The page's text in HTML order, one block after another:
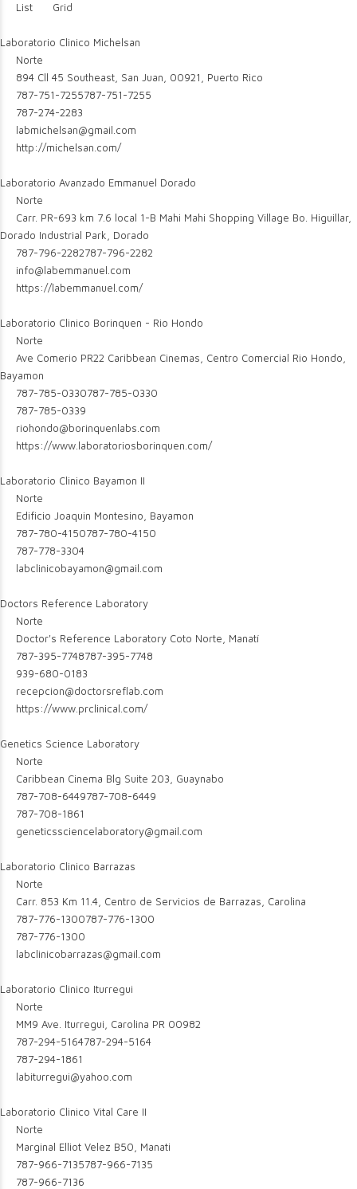
List
Grid
Laboratorio Clinico Michelsan
Norte
894 Cll 45 Southeast, San Juan, 00921, Puerto Rico
787-751-7255787-751-7255
787-274-2283
labmichelsan@gmail.com
http://michelsan.com/
Laboratorio Avanzado Emmanuel Dorado
Norte
Carr. PR-693 km 7.6 local 1-B Mahi Mahi Shopping Village Bo. Higuillar,
Dorado Industrial Park, Dorado
787-796-2282787-796-2282
info@labemmanuel.com
https://labemmanuel.com/
Laboratorio Clinico Borinquen - Rio Hondo
Norte
Ave Comerio PR22 Caribbean Cinemas, Centro Comercial Rio Hondo,
Bayamon
787-785-0330787-785-0330
787-785-0339
riohondo@borinquenlabs.com
https://www.laboratoriosborinquen.com/
Laboratorio Clinico Bayamon II
Norte
Edificio Joaquin Montesino, Bayamon
787-780-4150787-780-4150
787-778-3304
labclinicobayamon@gmail.com
Doctors Reference Laboratory
Norte
Doctor's Reference Laboratory Coto Norte, Manatí
787-395-7748787-395-7748
939-680-0183
recepcion@doctorsreflab.com
https://www.prclinical.com/
Genetics Science Laboratory
Norte
Caribbean Cinema Blg Suite 203, Guaynabo
787-708-6449787-708-6449
787-708-1861
geneticssciencelaboratory@gmail.com
Laboratorio Clinico Barrazas
Norte
Carr. 853 Km 11.4, Centro de Servicios de Barrazas, Carolina
787-776-1300787-776-1300
787-776-1300
labclinicobarrazas@gmail.com
Laboratorio Clinico Iturregui
Norte
MM9 Ave. Iturregui, Carolina PR 00982
787-294-5164787-294-5164
787-294-1861
labiturregui@yahoo.com
Laboratorio Clinico Vital Care II
Norte
Marginal Elliot Velez B50, Manati
787-966-7135787-966-7135
787-966-7136